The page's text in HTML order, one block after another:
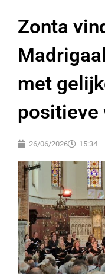
Zonta
met
positieve
26/06/2026 15:34